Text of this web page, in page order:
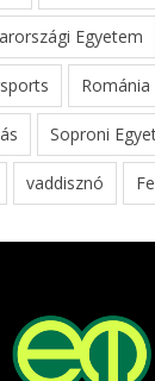
Egyetem
Románia
Soproni
vaddisznó